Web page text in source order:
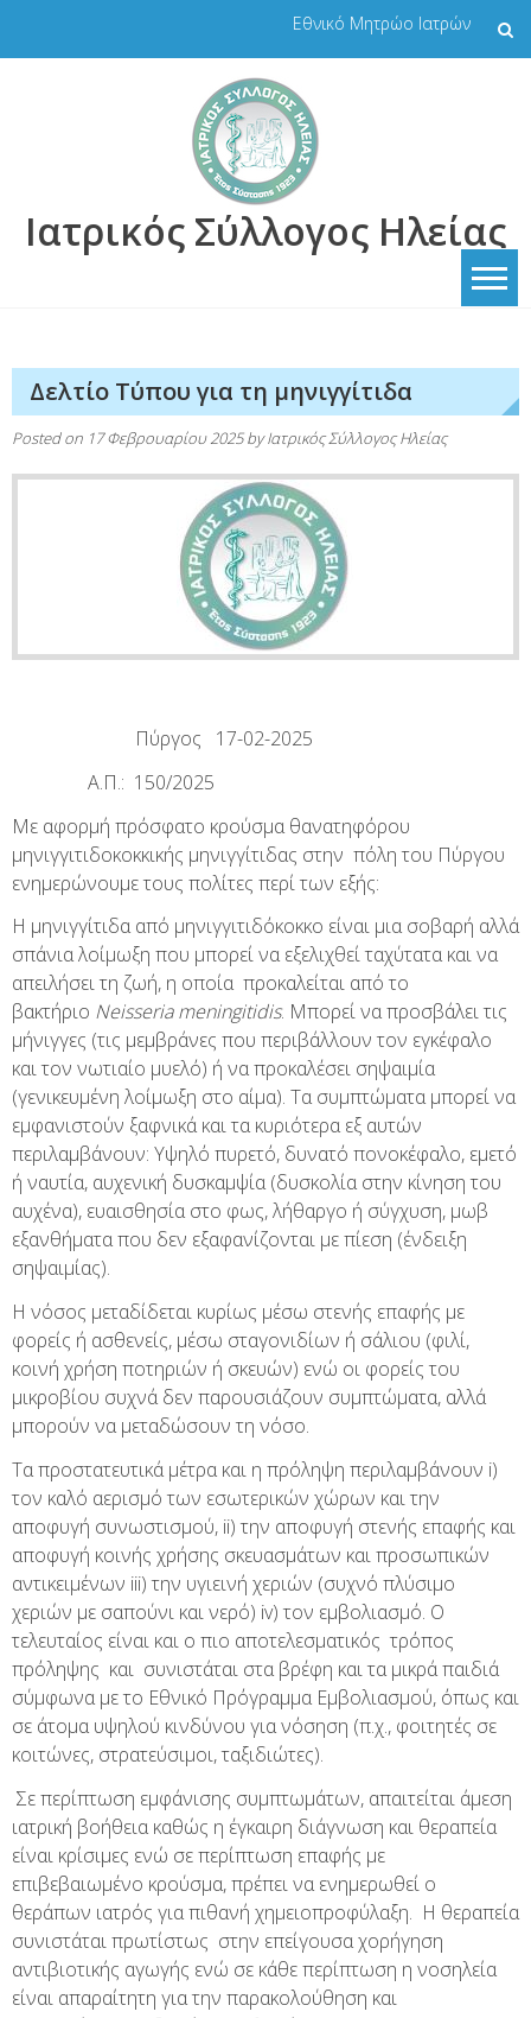
Εθνικό Μητρώο Ιατρών
Ιατρικός Σύλλογος Ηλείας
Δελτίο Τύπου για τη μηνιγγίτιδα
Posted on 17 Φεβρουαρίου 2025byΙατρικός Σύλλογος Ηλείας
Πύργος 17-02-2025
Α.Π.: 150/2025
Με αφορμή πρόσφατο κρούσμα θανατηφόρου
μηνιγγιτιδοκοκκικής μηνιγγίτιδας στην πόλη του Πύργου
ενημερώνουμε τους πολίτες περί των εξής:
Η μηνιγγίτιδα από μηνιγγιτιδόκοκκο είναι μια σοβαρή αλλά
σπάνια λοίμωξη που μπορεί να εξελιχθεί ταχύτατα και να
απειλήσει τη ζωή, η οποία προκαλείται από το
βακτήριο Neisseria meningitidis. Μπορεί να προσβάλει τις
μήνιγγες (τις μεμβράνες που περιβάλλουν τον εγκέφαλο
και τον νωτιαίο μυελό) ή να προκαλέσει σηψαιμία
(γενικευμένη λοίμωξη στο αίμα). Τα συμπτώματα μπορεί να
εμφανιστούν ξαφνικά και τα κυριότερα εξ αυτών
περιλαμβάνουν: Υψηλό πυρετό, δυνατό πονοκέφαλο, εμετό
ή ναυτία, αυχενική δυσκαμψία (δυσκολία στην κίνηση του
αυχένα), ευαισθησία στο φως, λήθαργο ή σύγχυση, μωβ
εξανθήματα που δεν εξαφανίζονται με πίεση (ένδειξη
σηψαιμίας).
Η νόσος μεταδίδεται κυρίως μέσω στενής επαφής με
φορείς ή ασθενείς, μέσω σταγονιδίων ή σάλιου (φιλί,
κοινή χρήση ποτηριών ή σκευών) ενώ οι φορείς του
μικροβίου συχνά δεν παρουσιάζουν συμπτώματα, αλλά
μπορούν να μεταδώσουν τη νόσο.
Τα προστατευτικά μέτρα και η πρόληψη περιλαμβάνουν i)
τον καλό αερισμό των εσωτερικών χώρων και την
αποφυγή συνωστισμού, ii) την αποφυγή στενής επαφής και
αποφυγή κοινής χρήσης σκευασμάτων και προσωπικών
αντικειμένων iii) την υγιεινή χεριών (συχνό πλύσιμο
χεριών με σαπούνι και νερό) iv) τον εμβολιασμό. Ο
τελευταίος είναι και ο πιο αποτελεσματικός τρόπος
πρόληψης και συνιστάται στα βρέφη και τα μικρά παιδιά
σύμφωνα με το Εθνικό Πρόγραμμα Εμβολιασμού, όπως και
σε άτομα υψηλού κινδύνου για νόσηση (π.χ., φοιτητές σε
κοιτώνες, στρατεύσιμοι, ταξιδιώτες).
Σε περίπτωση εμφάνισης συμπτωμάτων, απαιτείται άμεση
ιατρική βοήθεια καθώς η έγκαιρη διάγνωση και θεραπεία
είναι κρίσιμες ενώ σε περίπτωση επαφής με
επιβεβαιωμένο κρούσμα, πρέπει να ενημερωθεί ο
θεράπων ιατρός για πιθανή χημειοπροφύλαξη. Η θεραπεία
συνιστάται πρωτίστως στην επείγουσα χορήγηση
αντιβιοτικής αγωγής ενώ σε κάθε περίπτωση η νοσηλεία
είναι απαραίτητη για την παρακολούθηση και